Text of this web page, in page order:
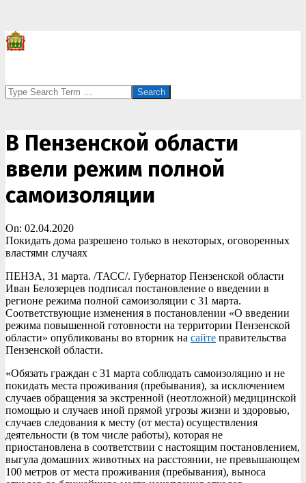
Search
В Пензенской области
ввели режим полной
самоизоляции
On: 02.04.2020
Покидать дома разрешено только в некоторых, оговоренных
властями случаях
ПЕНЗА, 31 марта. /ТАСС/. Губернатор Пензенской области
Иван Белозерцев подписал постановление о введении в
регионе режима полной самоизоляции с 31 марта.
Соответствующие изменения в постановлении «О введении
режима повышенной готовности на территории Пензенской
области» опубликованы во вторник на сайте правительства
Пензенской области.
«Обязать граждан с 31 марта соблюдать самоизоляцию и не
покидать места проживания (пребывания), за исключением
случаев обращения за экстренной (неотложной) медицинской
помощью и случаев иной прямой угрозы жизни и здоровью,
случаев следования к месту (от места) осуществления
деятельности (в том числе работы), которая не
приостановлена в соответствии с настоящим постановлением,
выгула домашних животных на расстоянии, не превышающем
100 метров от места проживания (пребывания), выноса